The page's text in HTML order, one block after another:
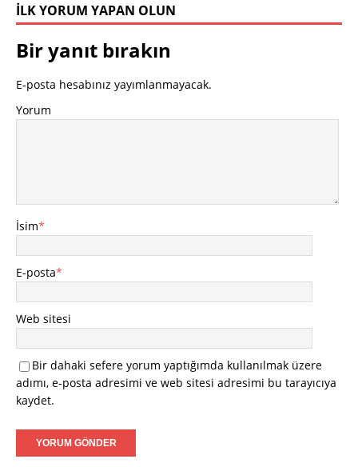
İLK YORUM YAPAN OLUN
Bir yanıt bırakın
E-posta hesabınız yayımlanmayacak.
Yorum
İsim*
E-posta*
Web sitesi
Bir dahaki sefere yorum yaptığımda kullanılmak üzere
adımı, e-posta adresimi ve web sitesi adresimi bu tarayıcıya
kaydet.